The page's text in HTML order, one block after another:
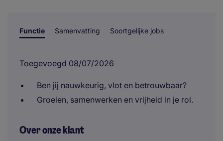
Functie Samenvatting Soortgelijke jobs
Toegevoegd 08/07/2026
Ben jij nauwkeurig, vlot en betrouwbaar?
Groeien, samenwerken en vrijheid in je rol.
Over onze klant